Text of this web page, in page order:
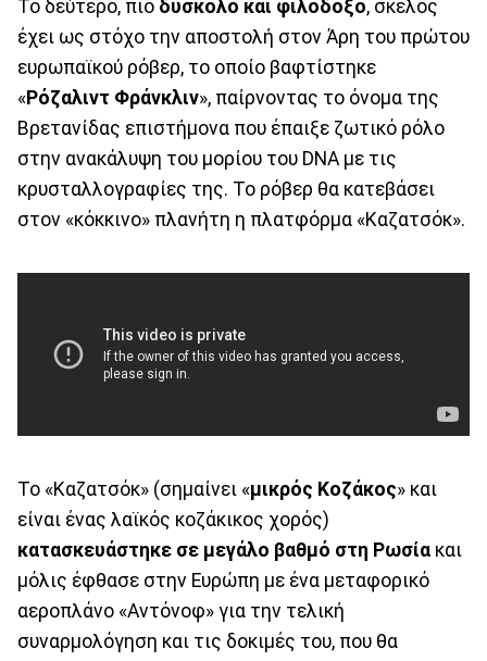
Το δεύτερο, πιο δύσκολο και φιλόδοξο, σκέλος
έχει ως στόχο την αποστολή στον Άρη του πρώτου
ευρωπαϊκού ρόβερ, το οποίο βαφτίστηκε
«Ρόζαλιντ Φράνκλιν», παίρνοντας το όνομα της
Βρετανίδας επιστήμονα που έπαιξε ζωτικό ρόλο
στην ανακάλυψη του μορίου του DNA με τις
κρυσταλλογραφίες της. Το ρόβερ θα κατεβάσει
στον «κόκκινο» πλανήτη η πλατφόρμα «Καζατσόκ».
Το «Καζατσόκ» (σημαίνει «μικρός Κοζάκος» και
είναι ένας λαϊκός κοζάκικος χορός)
κατασκευάστηκε σε μεγάλο βαθμό στη Ρωσία και
μόλις έφθασε στην Ευρώπη με ένα μεταφορικό
αεροπλάνο «Αντόνοφ» για την τελική
συναρμολόγηση και τις δοκιμές του, που θα